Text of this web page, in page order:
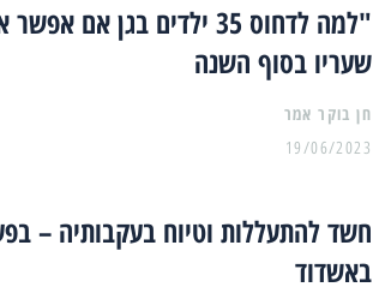
"למה לדחוס 35 ילדים בגן
שעריו בסוף השנה
19/06/2023
חשד להתעללות וטיוח בעקבותיה –
באשדוד